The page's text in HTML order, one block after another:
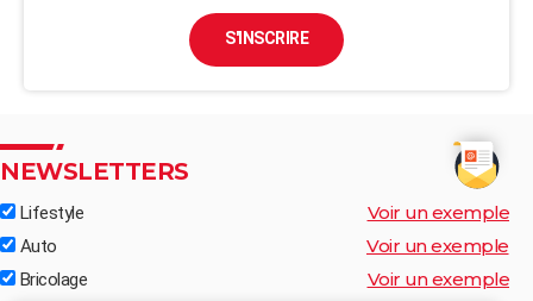
S'INSCRIRE
NEWSLETTERS
Lifestyle Voir un exemple
Auto Voir un exemple
Bricolage Voir un exemple